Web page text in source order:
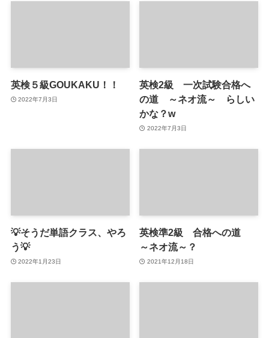
英検５級GOUKAKU！！
2022年7月3日
英検2級 一次試験合格へ
の道 ～ネオ流～ らしい
かな？w
2022年7月3日
💡そうだ単語クラス、やろ
う💡
2022年1月23日
英検準2級 合格への道
～ネオ流～？
2021年12月18日